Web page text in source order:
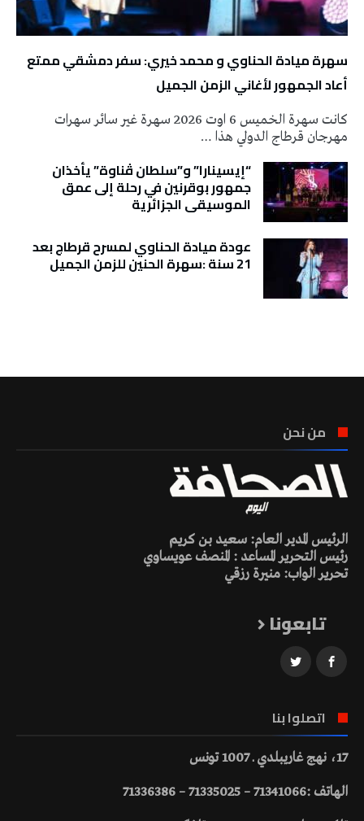
سهرة ميادة الحناوي و محمد خيري: سفر دمشقي ممتع
أعاد الجمهور لأغاني الزمن الجميل
كانت سهرة الخميس 6 اوت 2026 سهرة غير سائر سهرات
مهرجان قرطاج الدولي هذا …
“إيسينارا” و”سلطان ڤناوة” يأخذان
جمهور بوقرنين في رحلة إلى عمق
الموسيقى الجزائرية
عودة ميادة الحناوي لمسرح قرطاج بعد
21 سنة :سهرة الحنين للزمن الجميل
من نحن
الرئيس المدير العام: سعيد بن كريم
رئيس التحرير المساعد : المنصف عويساوي
تحرير الواب: منيرة رزقي
تابعونا
اتصلوا بنا
17، نهج غاريبلدي ـ 1007 تونس
الهاتف :71341066 – 71335025 – 71336386